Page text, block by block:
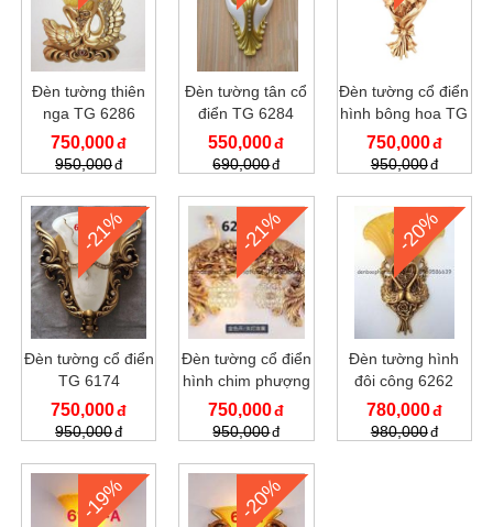
Đèn tường thiên
nga TG 6286
750,000
950,000
Đèn tường tân cổ
điển TG 6284
550,000
690,000
Đèn tường cổ điển
hình bông hoa TG
6266
750,000
950,000
-21%
Đèn tường cổ điển
TG 6174
750,000
950,000
-21%
Đèn tường cổ điển
hình chim phượng
mạ đồng 6257
750,000
950,000
-20%
Đèn tường hình
đôi công 6262
780,000
980,000
-19% -20%